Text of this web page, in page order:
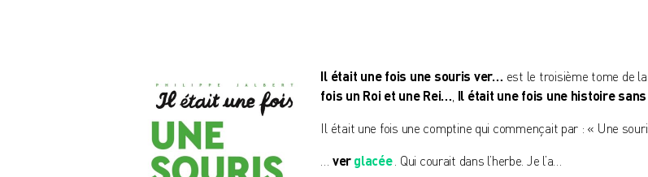
Il était une fois une souris ver… est le troisième tome de
fois un Roi et une Rei…, Il était une fois une histoire
Il était une fois une comptine qui commençait par : « Une
… ver glacée. Qui courait dans l’herbe. Je l’a…